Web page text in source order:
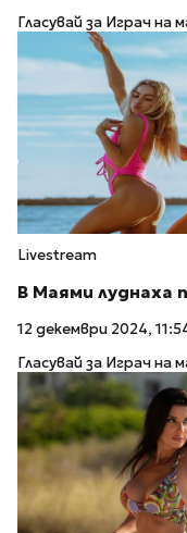
Гласувай за Играч
Livestream
В Маями луднаха
12 декември 2024,
Гласувай за Играч